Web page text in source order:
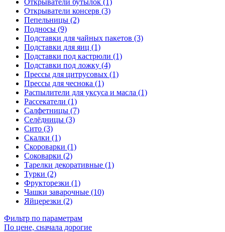
Открыватели консерв (3)
Пепельницы (2)
Подносы (9)
Подставки для чайных пакетов (3)
Подставки для яиц (1)
Подставки под кастрюли (1)
Подставки под ложку (4)
Прессы для цитрусовых (1)
Прессы для чеснока (1)
Распылители для уксуса и масла (1)
Рассекатели (1)
Салфетницы (7)
Селёдницы (3)
Сито (3)
Скалки (1)
Скороварки (1)
Соковарки (2)
Тарелки декоративные (1)
Турки (2)
Фрукторезки (1)
Чашки заварочные (10)
Яйцерезки (2)
Фильтр по параметрам
По цене, сначала дорогие